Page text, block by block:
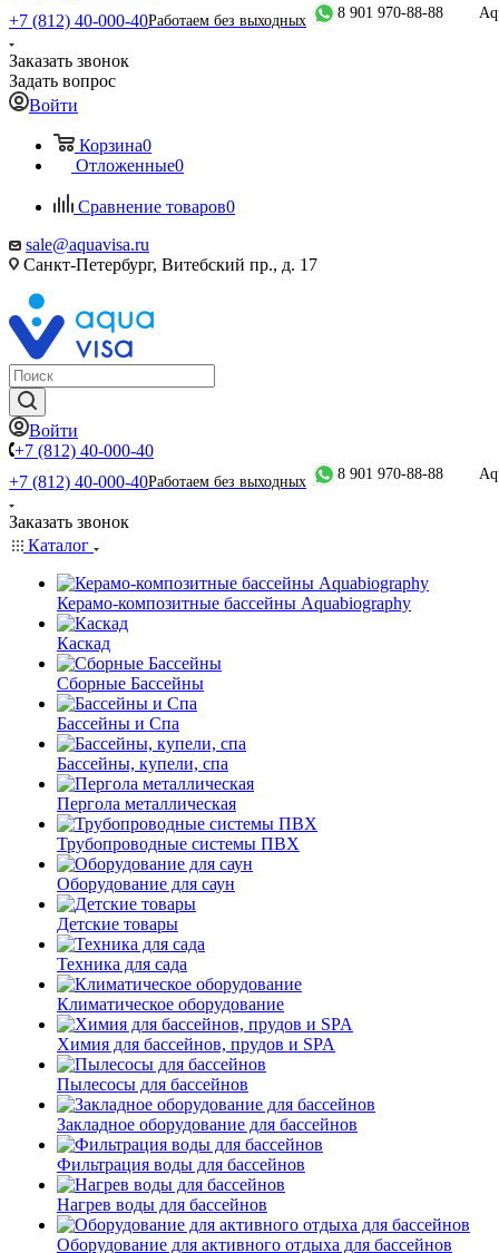
+7 (812) 40-000-40Работаем без выходных 8 901 970-88-88
Заказать звонок
Задать вопрос
Войти
Корзина0
Отложенные0
Сравнение товаров0
sale@aquavisa.ru
Санкт-Петербург, Витебский пр., д. 17
Войти
+7 (812) 40-000-40
+7 (812) 40-000-40Работаем без выходных 8 901 970-88-88
Заказать звонок
Каталог
Керамо-композитные бассейны Aquabiography
Каскад
Сборные Бассейны
Бассейны и Спа
Бассейны, купели, спа
Пергола металлическая
Трубопроводные системы ПВХ
Оборудование для саун
Детские товары
Техника для сада
Климатическое оборудование
Химия для бассейнов, прудов и SPA
Пылесосы для бассейнов
Закладное оборудование для бассейнов
Фильтрация воды для бассейнов
Нагрев воды для бассейнов
Оборудование для активного отдыха для бассейнов